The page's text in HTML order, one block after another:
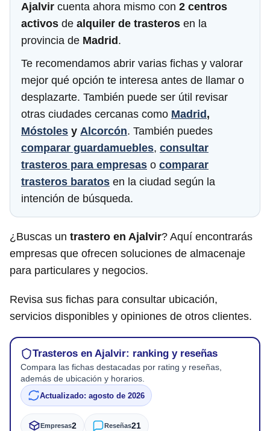
Ajalvir cuenta ahora mismo con 2 centros
activos de alquiler de trasteros en la
provincia de Madrid .
Te recomendamos abrir varias fichas y valorar
mejor qué opción te interesa antes de llamar o
desplazarte. También puede ser útil revisar
otras ciudades cercanas como Madrid ,
Móstoles y Alcorcón. También puedes
comparar guardamuebles, consultar
trasteros para empresas o comparar
trasteros baratos en la ciudad según la
intención de búsqueda.
¿Buscas un trastero en Ajalvir? Aquí encontrarás
empresas que ofrecen soluciones de almacenaje
para particulares y negocios.
Revisa sus fichas para consultar ubicación,
servicios disponibles y opiniones de otros clientes.
Trasteros en Ajalvir: ranking y reseñas
Compara las fichas destacadas por rating y reseñas,
además de ubicación y horarios.
Actualizado: agosto de 2026
Empresas2 Reseñas21